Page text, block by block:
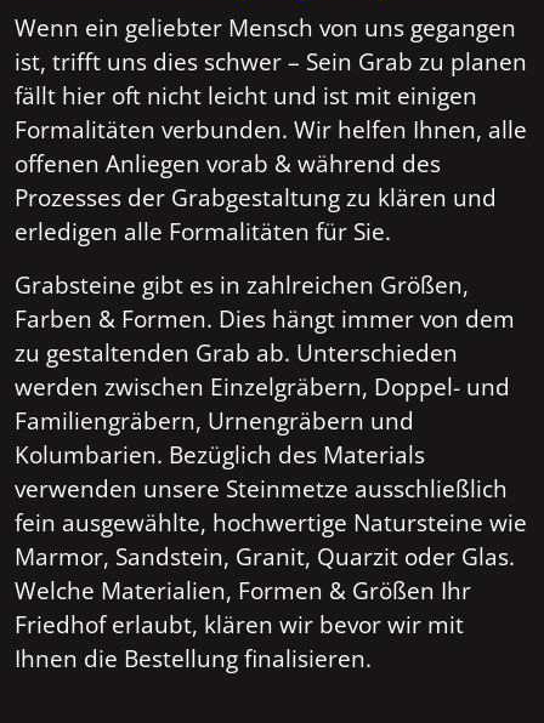
Wenn ein geliebter Mensch von uns gegangen
ist, trifft uns dies schwer – Sein Grab zu planen
fällt hier oft nicht leicht und ist mit einigen
Formalitäten verbunden. Wir helfen Ihnen, alle
offenen Anliegen vorab & während des
Prozesses der Grabgestaltung zu klären und
erledigen alle Formalitäten für Sie.
Grabsteine gibt es in zahlreichen Größen,
Farben & Formen. Dies hängt immer von dem
zu gestaltenden Grab ab. Unterschieden
werden zwischen Einzelgräbern, Doppel- und
Familiengräbern, Urnengräbern und
Kolumbarien. Bezüglich des Materials
verwenden unsere Steinmetze ausschließlich
fein ausgewählte, hochwertige Natursteine wie
Marmor, Sandstein, Granit, Quarzit oder Glas.
Welche Materialien, Formen & Größen Ihr
Friedhof erlaubt, klären wir bevor wir mit
Ihnen die Bestellung finalisieren.